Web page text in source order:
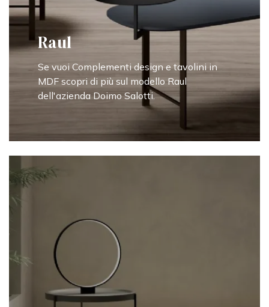
Raul
Se vuoi Complementi design e tavolini in
MDF scopri di più sul modello Raul
dell'azienda Doimo Salotti.